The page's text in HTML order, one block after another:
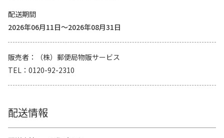
配送期間
2026年06月11日～2026年08月31日
販売者
（株）郵便局物販サービス
TEL
0120-92-2310
配送情報